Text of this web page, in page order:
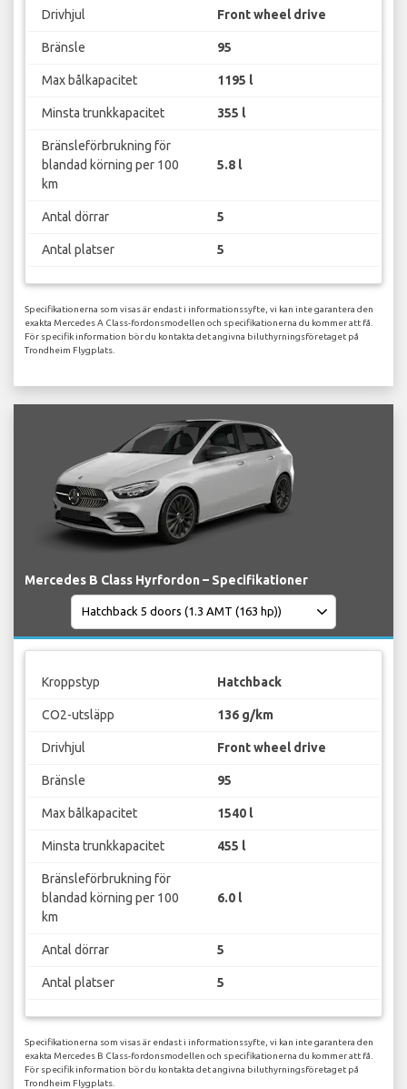
Drivhjul Front wheel drive
Bränsle 95
Max bålkapacitet 1195 l
Minsta trunkkapacitet 355 l
Bränsleförbrukning för
blandad körning per 100
km
5.8 l
Antal dörrar 5
Antal platser 5
Specifikationerna som visas är endast i informationssyfte, vi kan inte garantera den
exakta Mercedes A Class-fordonsmodellen och specifikationerna du kommer att få.
För specifik information bör du kontakta det angivna biluthyrningsföretaget på
Trondheim Flygplats.
Mercedes B Class Hyrfordon – Specifikationer
Kroppstyp Hatchback
CO2-utsläpp 136 g/km
Drivhjul Front wheel drive
Bränsle 95
Max bålkapacitet 1540 l
Minsta trunkkapacitet 455 l
Bränsleförbrukning för
blandad körning per 100
km
6.0 l
Antal dörrar 5
Antal platser 5
Specifikationerna som visas är endast i informationssyfte, vi kan inte garantera den
exakta Mercedes B Class-fordonsmodellen och specifikationerna du kommer att få.
För specifik information bör du kontakta det angivna biluthyrningsföretaget på
Trondheim Flygplats.